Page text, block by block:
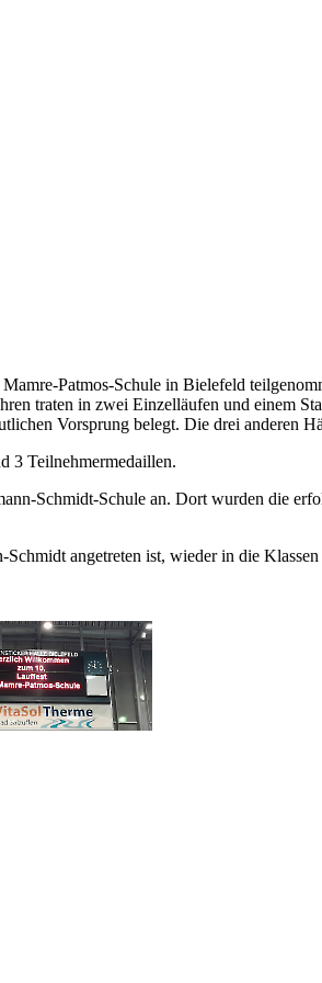
Patmos-Schule in Bielefeld
traten in zwei Einzelläufen und einem
Vorsprung belegt. Die drei anderen
3 Teilnehmermedaillen.
Schmidt-Schule an. Dort wurden die
angetreten ist, wieder in die Klassen